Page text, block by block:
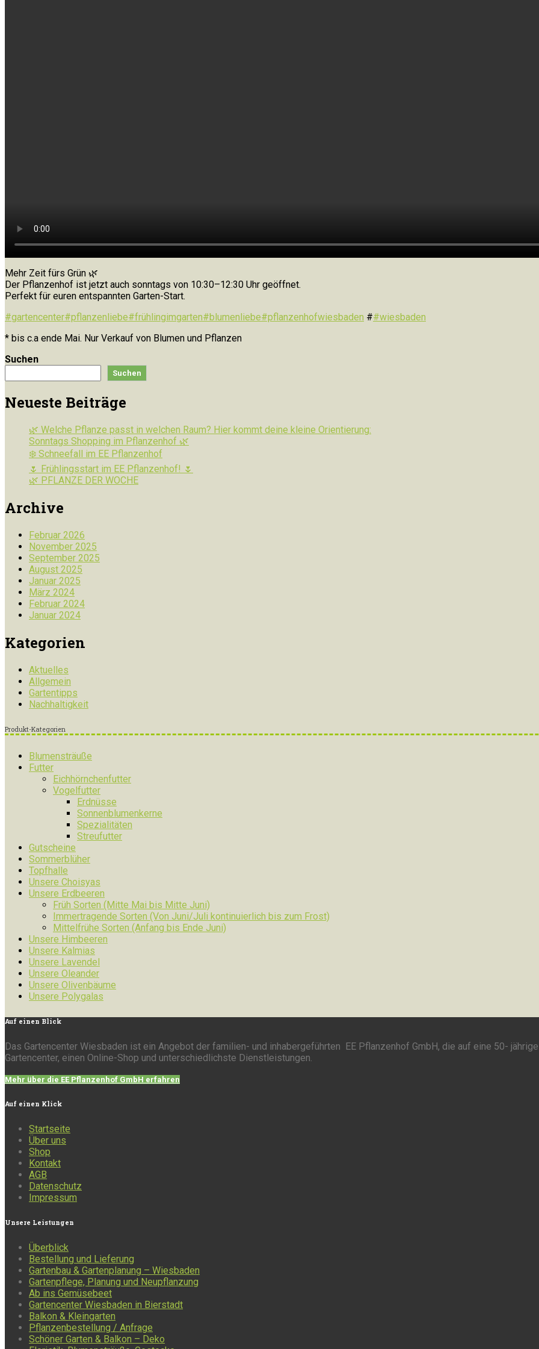
Mehr Zeit fürs Grün 🌿
Der Pflanzenhof ist jetzt auch sonntags von 10:30–12:30 Uhr geöffnet.
Perfekt für euren entspannten Garten-Start.
#gartencenter#pflanzenliebe#frühlingimgarten#blumenliebe#pflanzenhofwiesbaden ##wiesbaden
* bis c.a ende Mai. Nur Verkauf von Blumen und Pflanzen
Suchen
Suchen
Neueste Beiträge
🌿 Welche Pflanze passt in welchen Raum? Hier kommt deine kleine Orientierung:
Sonntags Shopping im Pflanzenhof 🌿
❄️ Schneefall im EE Pflanzenhof
🌷 Frühlingsstart im EE Pflanzenhof! 🌷
🌿 PFLANZE DER WOCHE
Archive
Februar 2026
November 2025
September 2025
August 2025
Januar 2025
März 2024
Februar 2024
Januar 2024
Kategorien
Aktuelles
Allgemein
Gartentipps
Nachhaltigkeit
Produkt-Kategorien
Blumensträuße
Futter
Eichhörnchenfutter
Vogelfutter
Erdnüsse
Sonnenblumenkerne
Spezialitäten
Streufutter
Gutscheine
Sommerblüher
Topfhalle
Unsere Choisyas
Unsere Erdbeeren
Früh Sorten (Mitte Mai bis Mitte Juni)
Immertragende Sorten (Von Juni/Juli kontinuierlich bis zum Frost)
Mittelfrühe Sorten (Anfang bis Ende Juni)
Unsere Himbeeren
Unsere Kalmias
Unsere Lavendel
Unsere Oleander
Unsere Olivenbäume
Unsere Polygalas
Auf einen Blick
Das Gartencenter Wiesbaden ist ein Angebot der familien- und inhabergeführten EE Pflanzenhof GmbH, die auf eine 50-
Gartencenter, einen Online-Shop und unterschiedlichste Dienstleistungen.
Mehr über die EE Pflanzenhof GmbH erfahren
Auf einen Klick
Startseite
Über uns
Shop
Kontakt
AGB
Datenschutz
Impressum
Unsere Leistungen
Überblick
Bestellung und Lieferung
Gartenbau & Gartenplanung – Wiesbaden
Gartenpflege, Planung und Neupflanzung
Ab ins Gemüsebeet
Gartencenter Wiesbaden in Bierstadt
Balkon & Kleingarten
Pflanzenbestellung / Anfrage
Schöner Garten & Balkon – Deko